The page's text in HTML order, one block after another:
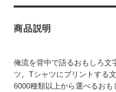
商品説明
俺流を背中で語るおもしろ文
ツ。Tシャツにプリントする
6000種類以上から選べるおも